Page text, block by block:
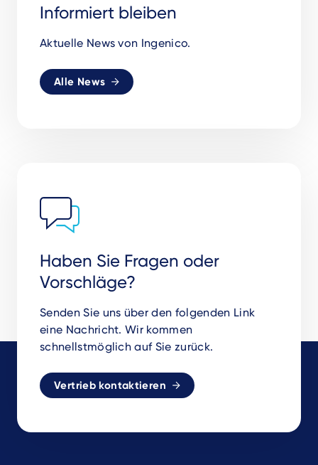
Informiert bleiben
Aktuelle News von Ingenico.
Alle News
Haben Sie Fragen oder
Vorschläge?
Senden Sie uns über den folgenden Link
eine Nachricht. Wir kommen
schnellstmöglich auf Sie zurück.
Vertrieb kontaktieren